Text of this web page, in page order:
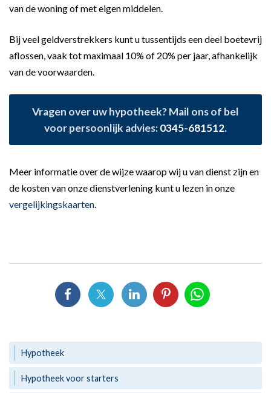
van de woning of met eigen middelen.
Bij veel geldverstrekkers kunt u tussentijds een deel boetevrij
aflossen, vaak tot maximaal 10% of 20% per jaar, afhankelijk
van de voorwaarden.
Vragen over uw hypotheek? Mail ons of bel
voor persoonlijk advies:0345-681512.
Meer informatie over de wijze waarop wij u van dienst zijn en
de kosten van onze dienstverlening kunt u lezen in onze
vergelijkingskaarten.
Hypotheek
Hypotheek voor starters